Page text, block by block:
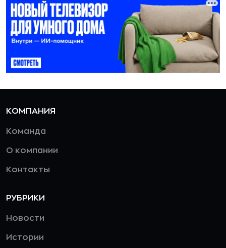
КОМПАНИЯ
Команда
О компании
Контакты
РУБРИКИ
Новости
Истории